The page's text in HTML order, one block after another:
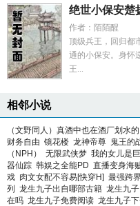
绝世小保安楚
作者：陌陌醒
顶级兵王，回归都
通的小保安。身怀
王...
相邻小说
（文野同人）真酒中也在酒厂划水
财务自由 镜花楼 龙神帝尊 鬼王的
（NPH）
无限武侠梦 我的女儿是
器仙踪 韩娱之全能PD 直播变身海
戏 肉文女配不容易[快穿H] 最强跨
列 龙生九子出自哪部古籍 龙生九子
在吗 龙生九子免费阅读 龙生九子